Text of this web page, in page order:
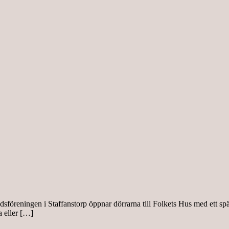
i Staffanstorp öppnar dörrarna till Folkets Hus med ett
eller […]